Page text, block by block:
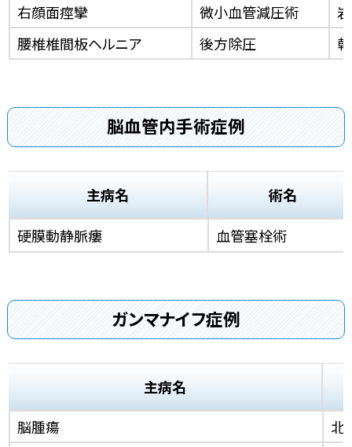
右顔面痙攣 微小血管減圧術
腰椎椎間板ヘルニア
後方除圧
脳血管内手術症例
主病名
術名
硬膜動静脈瘻
血管塞栓術
ガンマナイフ症例
主病名
脳腫瘍
北